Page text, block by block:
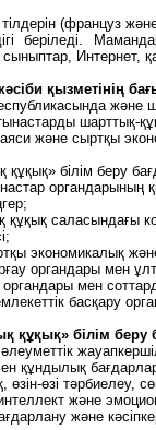
(француз
беріледі.
сыныптар, Интернет,
қызметінің
және
шарттық-
және сыртқы
құқық» білім беру
органдарының
саласындағы
экономикалық
органдары мен
органдары мен
басқару
құқық» білім беру
құндылық
өзі тәрбиелеу,
және
және